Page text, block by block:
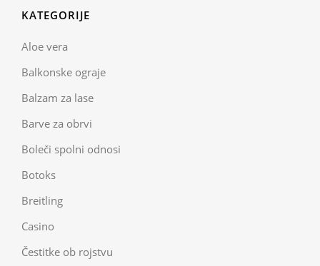
KATEGORIJE
Aloe vera
Balkonske ograje
Balzam za lase
Barve za obrvi
Boleči spolni odnosi
Botoks
Breitling
Casino
Čestitke ob rojstvu